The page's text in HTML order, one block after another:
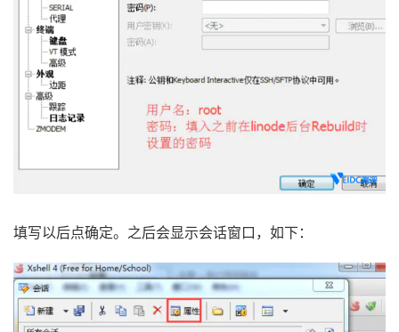
填写以后点确定。之后会显示会话窗口，如下：